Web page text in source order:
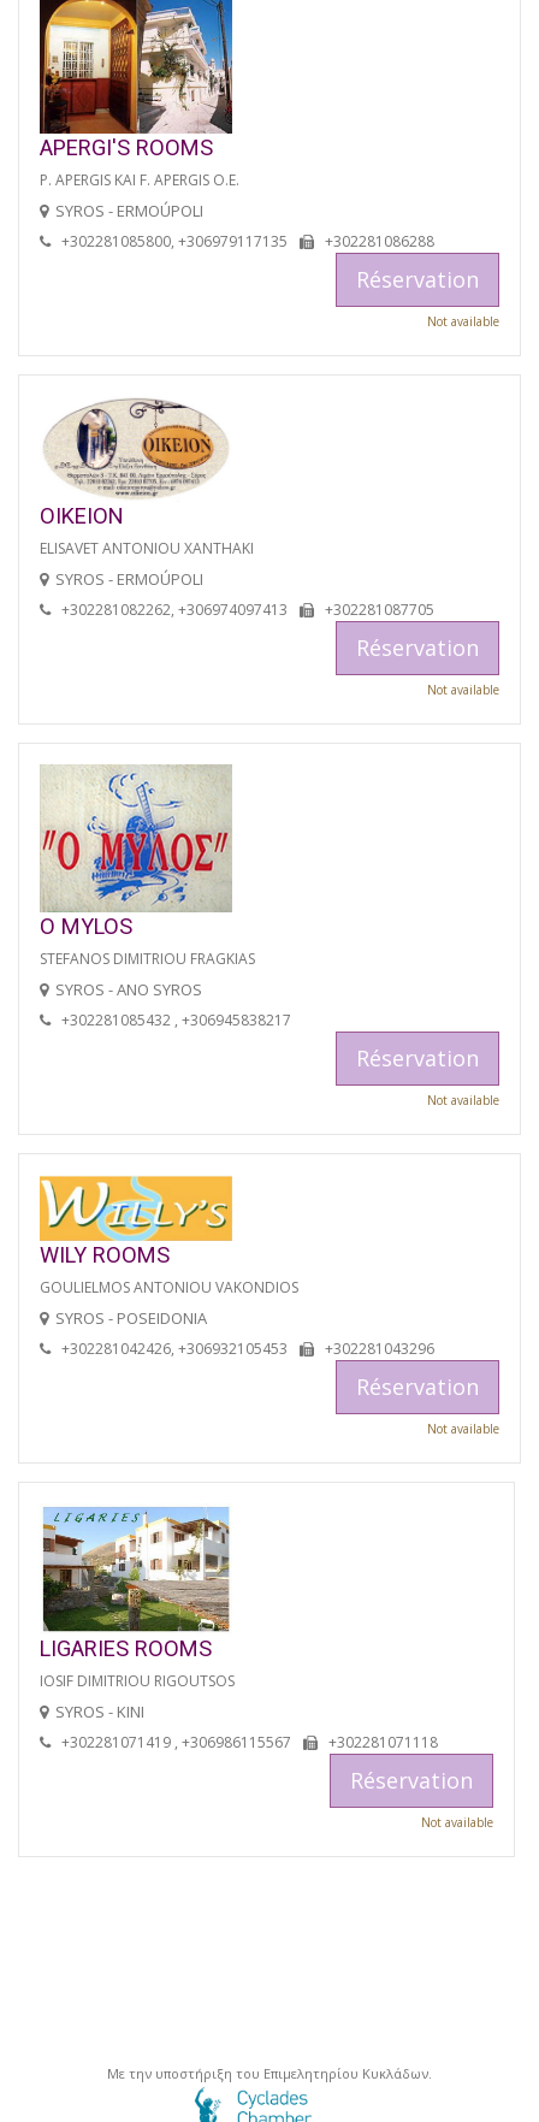
APERGI'S ROOMS
P. APERGIS KAI F. APERGIS O.E.
SYROS - ERMOÚPOLI
+302281085800, +306979117135 +302281086288
Réservation
Not available
OIKEION
ELISAVET ANTONIOU XANTHAKI
SYROS - ERMOÚPOLI
+302281082262, +306974097413 +302281087705
Réservation
Not available
O MYLOS
STEFANOS DIMITRIOU FRAGKIAS
SYROS - ANO SYROS
+302281085432 , +306945838217
Réservation
Not available
WILY ROOMS
GOULIELMOS ANTONIOU VAKONDIOS
SYROS - POSEIDONIA
+302281042426, +306932105453 +302281043296
Réservation
Not available
LIGARIES ROOMS
IOSIF DIMITRIOU RIGOUTSOS
SYROS - KINI
+302281071419 , +306986115567 +302281071118
Réservation
Not available
Με την υποστήριξη του Επιμελητηρίου Κυκλάδων.